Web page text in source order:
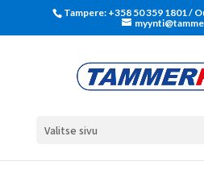
Tampere: +358 50 359 1801‬ /
Valitse sivu